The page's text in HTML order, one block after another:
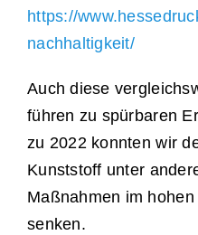
https://
nachhaltigkeit/
Auch diese
führen zu spürbaren
zu 2022 konnten wir
Kunststoff unter
Maßnahmen im
senken.